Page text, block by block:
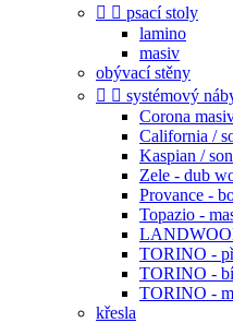
  psací stoly
lamino
masiv
obývací stěny
  systémový
Corona
California /
Kaspian /
Zele - dub
Provance -
Topazio -
TORINO -
TORINO -
TORINO -
křesla